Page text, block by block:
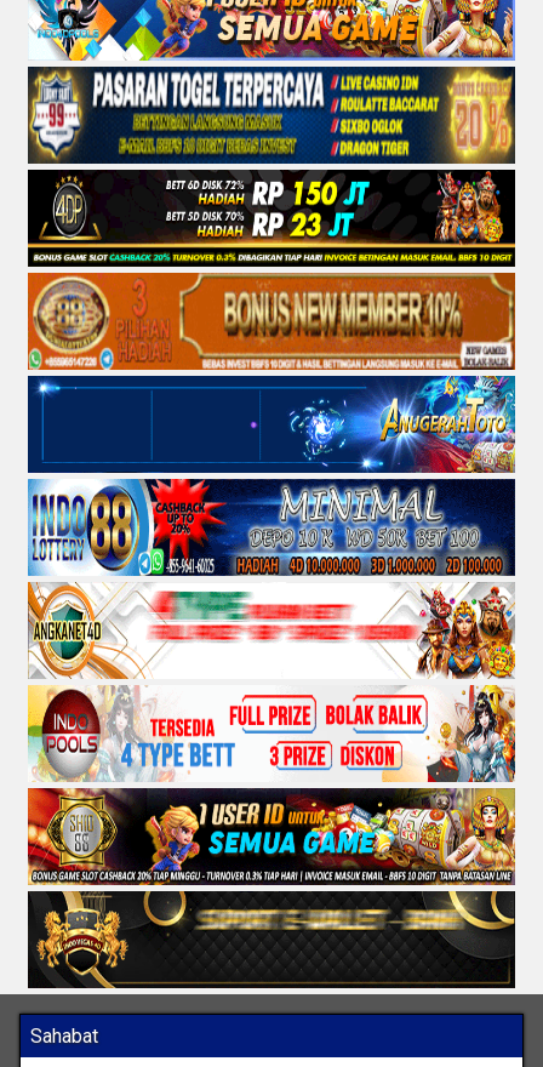
Sahabat